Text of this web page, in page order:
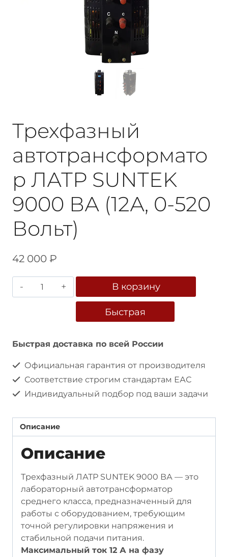
Трехфазный
автотрансформато
р ЛАТР SUNTEK
9000 ВА (12А, 0-520
Вольт)
42 000 ₽
Количество
товара
автотрансформатор
SUNTEK
ВА
(12А,
0-
Вольт)
В корзину
Быстрая
Быстрая доставка по всей России
Официальная гарантия от производителя
Соответствие строгим стандартам ЕАС
Индивидуальный подбор под ваши задачи
Описание
Описание
Трехфазный ЛАТР SUNTEK 9000 ВА — это
лабораторный автотрансформатор
среднего класса, предназначенный для
работы с оборудованием, требующим
точной регулировки напряжения и
стабильной подачи питания.
Максимальный ток 12 А на фазу